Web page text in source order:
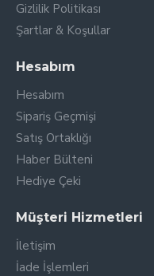
Gizlilik Politikası
Şartlar & Koşullar
Hesabım
Hesabım
Sipariş Geçmişi
Satış Ortaklığı
Haber Bülteni
Hediye Çeki
Müşteri Hizmetleri
İletişim
İade İşlemleri